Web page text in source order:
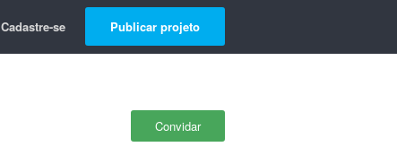
Cadastre-se Publicar projeto
Convidar